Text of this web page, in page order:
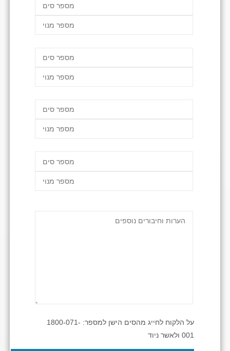
על הלקוח לחייג מהסים הישן למספר: 1800-071-
001 ולאשר ניוד